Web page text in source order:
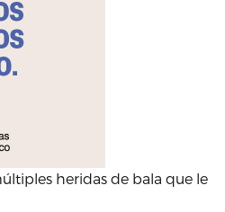
heridas de bala que le